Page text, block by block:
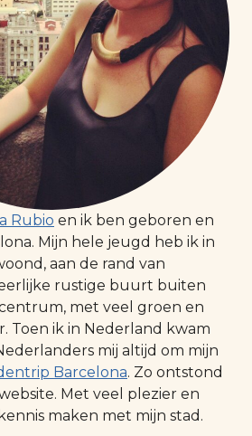
Rubio en ik ben geboren en
Mijn hele jeugd heb ik in
aan de rand van
rustige buurt buiten
met veel groen en
Toen ik in Nederland kwam
mij altijd om mijn
Barcelona. Zo ontstond
Met veel plezier en
maken met mijn stad.